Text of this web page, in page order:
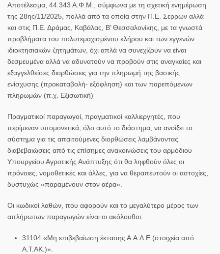
Αποτέλεσμα, 44.343 Α.Φ.Μ., σύμφωνα με τη σχετική ενημέρωση
της 28ης/11/2025, πολλά από τα οποία στην Π.Ε. Σερρών αλλά
και στις Π.Ε. Δράμας, Καβάλας, Β’ Θεσσαλονίκης, με τα γνωστά
προβλήματα του πολυτεμαχισμένου κλήρου και των εγγενών
ιδιοκτησιακών ζητημάτων, όχι απλά να συνεχίζουν να είναι
δεσμευμένα αλλά να αδυνατούν να προβούν στις αναγκαίες και
εξαγγελθείσες διορθώσεις για την πληρωμή της βασικής
ενίσχυσης (προκαταβολή- εξόφληση) και των παρεπόμενων
πληρωμών (π.χ. Εξισωτική)
Πραγματικοί παραγωγοί, πραγματικοί καλλιεργητές, που
περίμεναν υπομονετικά, όλο αυτό το διάστημα, να ανοίξει το
σύστημα για τις απαιτούμενες διορθώσεις λαμβάνοντας
διαβεβαιώσεις από τις επίσημες ανακοινώσεις του αρμόδιου
Υπουργείου Αγροτικής Ανάπτυξης ότι θα ληφθούν όλες οι
πρόνοιες, νομοθετικές και άλλες, για να θεραπευτούν οι αστοχίες,
δυστυχώς «παραμένουν στον αέρα».
Οι κωδικοί λαθών, που αφορούν και το μεγαλύτερο μέρος των
απλήρωτων παραγωγών είναι οι ακόλουθοι:
31104 «Μη επιβεβαίωση έκτασης Α.Α.Δ.Ε.(στοιχεία από
Α.Τ.ΑΚ.)».